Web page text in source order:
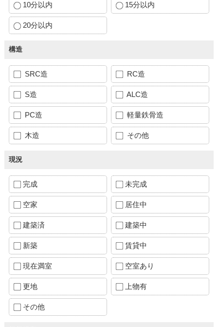
10分以内 15分以内
20分以内
構造
SRC造 RC造
S造 ALC造
PC造 軽量鉄骨造
木造 その他
現況
完成 未完成
空家 居住中
建築済 建築中
新築 賃貸中
現在満室 空室あり
更地 上物有
その他